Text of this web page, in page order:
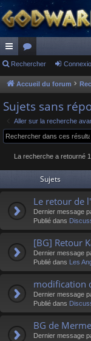
ac
co
ur
ci
s
or
u
s
Rechercher
Accueil du forum
Sujets sans
Aller sur la recherche
La recherche a retourné
Sujets
Le retour de
Dernier message
Publié dans
[BG] Retour
Dernier message
Publié dans Les
modification
Dernier message
Publié dans
BG de
Dernier message